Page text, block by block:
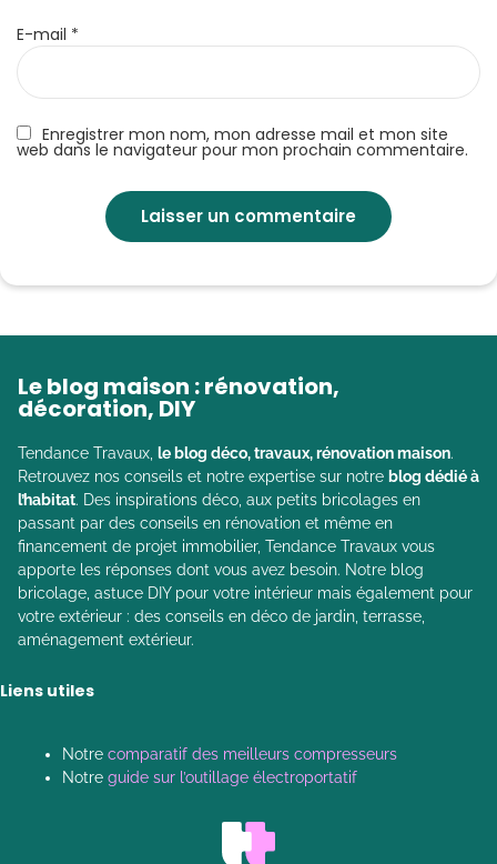
Enregistrer mon nom, mon adresse mail et mon site
web dans le navigateur pour mon prochain commentaire.
E-mail *
Le blog maison : rénovation,
décoration, DIY
Tendance Travaux, le blog déco, travaux, rénovation maison.
Retrouvez nos conseils et notre expertise sur notre blog dédié à
l’habitat. Des inspirations déco, aux petits bricolages en
passant par des conseils en rénovation et même en
financement de projet immobilier, Tendance Travaux vous
apporte les réponses dont vous avez besoin. Notre blog
bricolage, astuce DIY pour votre intérieur mais également pour
votre extérieur : des conseils en déco de jardin, terrasse,
aménagement extérieur.
Liens utiles
Notre comparatif des meilleurs compresseurs
Notre guide sur l’outillage électroportatif